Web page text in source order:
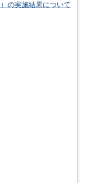
の実施結果について